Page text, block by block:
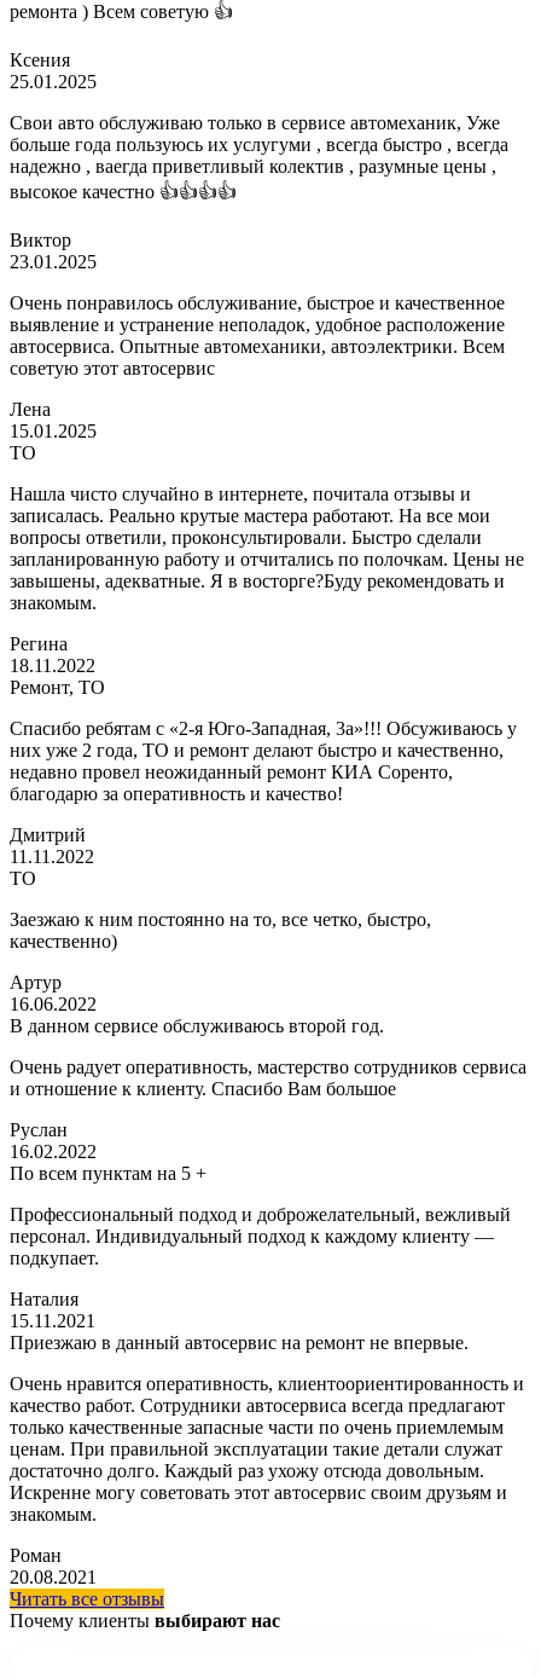
ремонта ) Всем советую 👍
Ксения
25.01.2025
Свои авто обслуживаю только в сервисе автомеханик, Уже
больше года пользуюсь их услугуми , всегда быстро , всегда
надежно , ваегда приветливый колектив , разумные цены ,
высокое качестно 👍👍👍👍
Виктор
23.01.2025
Очень понравилось обслуживание, быстрое и качественное
выявление и устранение неполадок, удобное расположение
автосервиса. Опытные автомеханики, автоэлектрики. Всем
советую этот автосервис
Лена
15.01.2025
ТО
Нашла чисто случайно в интернете, почитала отзывы и
записалась. Реально крутые мастера работают. На все мои
вопросы ответили, проконсультировали. Быстро сделали
запланированную работу и отчитались по полочкам. Цены не
завышены, адекватные. Я в восторге?Буду рекомендовать и
знакомым.
Регина
18.11.2022
Ремонт, ТО
Спасибо ребятам с «2-я Юго-Западная, 3а»!!! Обсуживаюсь у
них уже 2 года, ТО и ремонт делают быстро и качественно,
недавно провел неожиданный ремонт КИА Соренто,
благодарю за оперативность и качество!
Дмитрий
11.11.2022
ТО
Заезжаю к ним постоянно на то, все четко, быстро,
качественно)
Артур
16.06.2022
В данном сервисе обслуживаюсь второй год.
Очень радует оперативность, мастерство сотрудников сервиса
и отношение к клиенту. Спасибо Вам большое
Руслан
16.02.2022
По всем пунктам на 5 +
Профессиональный подход и доброжелательный, вежливый
персонал. Индивидуальный подход к каждому клиенту —
подкупает.
Наталия
15.11.2021
Приезжаю в данный автосервис на ремонт не впервые.
Очень нравится оперативность, клиентоориентированность и
качество работ. Сотрудники автосервиса всегда предлагают
только качественные запасные части по очень приемлемым
ценам. При правильной эксплуатации такие детали служат
достаточно долго. Каждый раз ухожу отсюда довольным.
Искренне могу советовать этот автосервис своим друзьям и
знакомым.
Роман
20.08.2021
Читать все отзывы
Почему клиенты выбирают нас